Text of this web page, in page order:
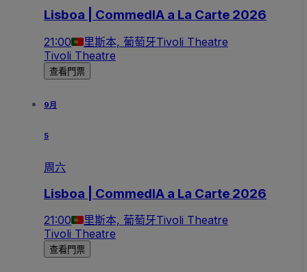
Lisboa | CommedIA a La Carte 2026
21:00 里斯本, 葡萄牙Tivoli Theatre
Tivoli Theatre
查看門票
9月
5
周六
Lisboa | CommedIA a La Carte 2026
21:00 里斯本, 葡萄牙Tivoli Theatre
Tivoli Theatre
查看門票